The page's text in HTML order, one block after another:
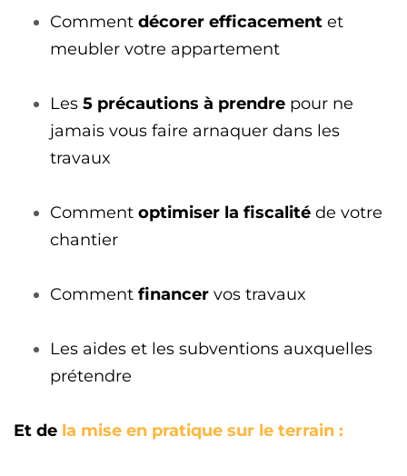
Comment décorer efficacement et
meubler votre appartement
Les 5 précautions à prendre pour ne
jamais vous faire arnaquer dans les
travaux
Comment optimiser la fiscalité de votre
chantier
Comment financer vos travaux
Les aides et les subventions auxquelles
prétendre
Et de la mise en pratique sur le terrain :